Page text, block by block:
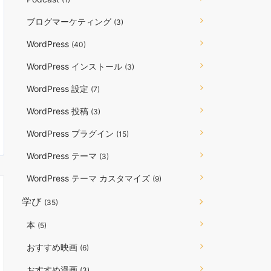
ブログマーケティング (3)
WordPress (40)
WordPress インストール (3)
WordPress 設定 (7)
WordPress 投稿 (3)
WordPress プラグイン (15)
WordPress テーマ (3)
WordPress テーマ カスタマイズ (9)
学び (35)
本 (5)
おすすめ映画 (6)